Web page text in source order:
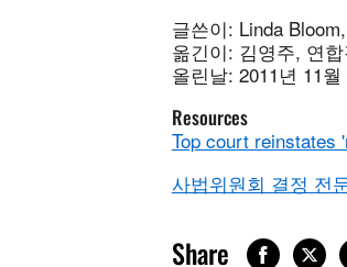
글쓴이: Linda
옮긴이: 김영주, 연
올린날: 2011년 11월
Resources
Top court reinstates
사법위원회 결정 전
Share